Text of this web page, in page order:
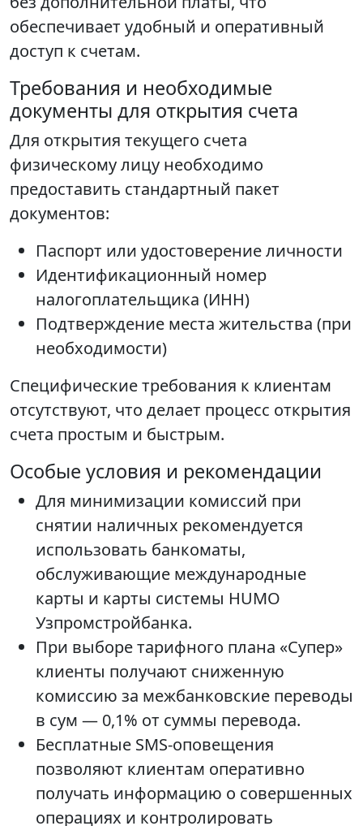
обеспечивает удобный и оперативный
доступ к счетам.
Требования и необходимые
документы для открытия счета
Для открытия текущего счета
физическому лицу необходимо
предоставить стандартный пакет
документов:
Паспорт или удостоверение личности
Идентификационный номер
налогоплательщика (ИНН)
Подтверждение места жительства (при
необходимости)
Специфические требования к клиентам
отсутствуют, что делает процесс открытия
счета простым и быстрым.
Особые условия и рекомендации
Для минимизации комиссий при
снятии наличных рекомендуется
использовать банкоматы,
обслуживающие международные
карты и карты системы HUMO
Узпромстройбанка.
При выборе тарифного плана «Супер»
клиенты получают сниженную
комиссию за межбанковские переводы
в сум — 0,1% от суммы перевода.
Бесплатные SMS-оповещения
позволяют клиентам оперативно
получать информацию о совершенных
операциях и контролировать